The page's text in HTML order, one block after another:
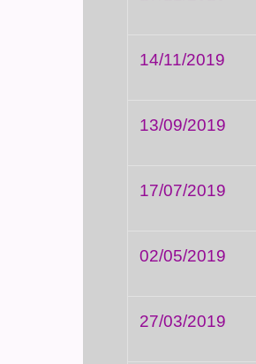
14/11/2019
13/09/2019
17/07/2019
02/05/2019
27/03/2019